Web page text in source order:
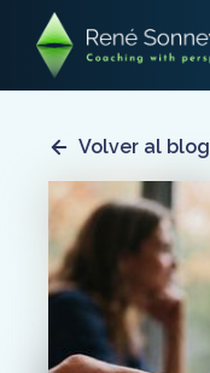
Volver al blog